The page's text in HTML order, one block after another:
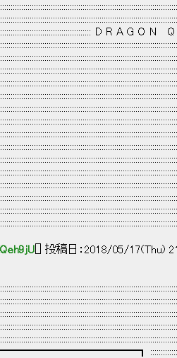
D R A G O
[] 投稿日：2018/05/17(Thu)